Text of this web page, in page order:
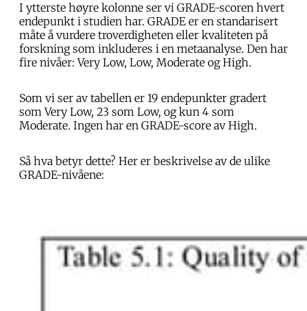
I ytterste høyre kolonne ser vi GRADE-scoren hvert
endepunkt i studien har. GRADE er en standarisert
måte å vurdere troverdigheten eller kvaliteten på
forskning som inkluderes i en metaanalyse. Den har
fire nivåer: Very Low, Low, Moderate og High.
Som vi ser av tabellen er 19 endepunkter gradert
som Very Low, 23 som Low, og kun 4 som
Moderate. Ingen har en GRADE-score av High.
Så hva betyr dette? Her er beskrivelse av de ulike
GRADE-nivåene: